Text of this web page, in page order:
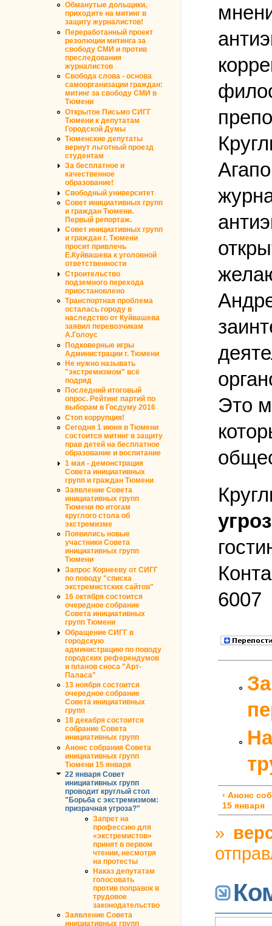
Обманутые дольщики,
приходите на митинг в
защиту журналистов!
Переработанный проект
резолюции митинга за
свободу СМИ и против
преследования
журналистов
Свобода слова - основа
самоорганизации граждан:
митинг за свободу СМИ в
Тюмени
Открытое Письмо СИГГ
Тюмени к депутатам
Городской Думы
Тюменские депутаты
вернут льготный проезд
студентам
За бесплатное и
качественное
образование!
Свободный университет
Совет инициативных групп
и граждан Тюмени.
Первый репортаж.
Совет инициативных групп
и граждан г. Тюмени
просит привлечь
Е.Куйвашева к уголовной
ответственности
Строительство
подземного перехода
приостановлено
Транспортная проблема
осталась городу в
наследство от Куйвашева
заявил перевозчикам
А.Голоус
Подковерные игры
Администрации г. Тюмени
Не нужно называть
"экстремизмом" всё
подряд
Последний итоговый
опрос. Рейтинг партий по
выборам в Госдуму 2016
Стоп коррупция!
Сегодня 1 июня в Тюмени
состоится митинг в защиту
прав детей на бесплатное
образование и воспитание
1 мая - демонстрация
Совета инициативных
групп и граждан Тюмени
Заявление Совета
инициативных групп
Тюмени по итогам
круглого стола об
экстремизме
Появились новые
участники Совета
инициативных групп
Тюмени
Запрос Корнееву от СИГГ
по поводу "списка
экстремистских сайтов"
16 октября состоится
очередное собрание
Совета инициативных
групп Тюмени
Обращение СИГГ в
городскую
администрацию по поводу
городских референдумов
и планов сноса "Арт-
Паласа"
13 ноября состоится
очередное собрание
Совета инициативных
групп
18 декабря состоится
собрание Совета
инициативных групп
Анонс собрания Совета
инициативных групп
Тюмени 15 января
22 января Совет
инициативных групп
проводит круглый стол
"Борьба с экстремизмом:
призрачная угроза?"
Запрет на
профессию для
«экстремистов»
принят в первом
чтении, несмотря
на протесты
Наказ депутатам
голосовать
против поправок в
трудовое
законодательство
Заявление Совета
инициативных групп
Это
6007
‹ Анонс
15 января
»